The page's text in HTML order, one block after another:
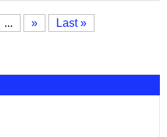
... » Last »